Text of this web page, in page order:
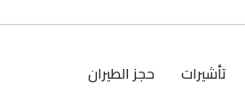
تأشيرات حجز الطيران